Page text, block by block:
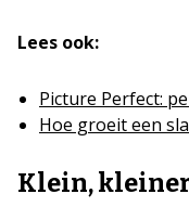
Lees ook:
Picture Perfect:
Hoe groeit een
Klein,